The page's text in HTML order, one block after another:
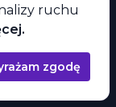
ruchu
zgodę